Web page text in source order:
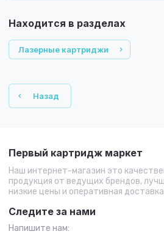
Находится в разделах
Лазерные картриджи
Назад
Первый картридж маркет
Наш интернет-магазин это
продукция от ведущих брендов,
низкие цены и оперативная
Следите за нами
Напишите нам: